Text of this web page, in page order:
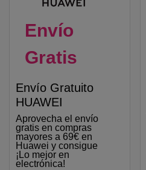
Envío
Gratis
Envío Gratuito
HUAWEI
Aprovecha el envío
gratis en compras
mayores a 69€ en
Huawei y consigue
¡Lo mejor en
electrónica!